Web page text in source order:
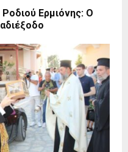
Ερμιόνης: Ο